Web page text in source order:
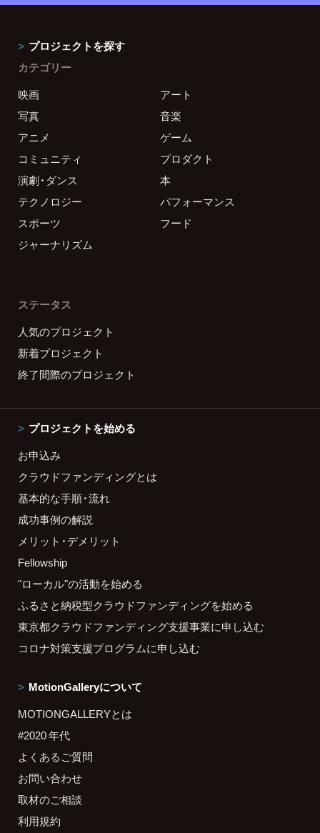
プロジェクトを探す
カテゴリー
映画
アート
写真
音楽
アニメ
ゲーム
コミュニティ
プロダクト
演劇・ダンス
本
テクノロジー
パフォーマンス
スポーツ
フード
ジャーナリズム
ステータス
人気のプロジェクト
新着プロジェクト
終了間際のプロジェクト
プロジェクトを始める
お申込み
クラウドファンディングとは
基本的な手順・流れ
成功事例の解説
メリット・デメリット
Fellowship
"ローカル"の活動を始める
ふるさと納税型クラウドファンディングを始める
東京都クラウドファンディング支援事業に申し込む
コロナ対策支援プログラムに申し込む
MotionGalleryについて
MOTIONGALLERYとは
#2020 年代
よくあるご質問
お問い合わせ
取材のご相談
利用規約